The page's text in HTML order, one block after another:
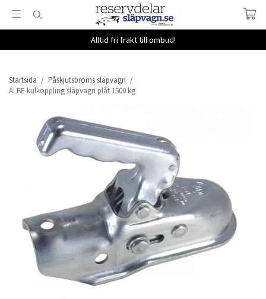
Alltid fri frakt till ombud!
Startsida / Påskjutsbroms släpvagn /
ALBE kulkoppling släpvagn plåt 1500 kg